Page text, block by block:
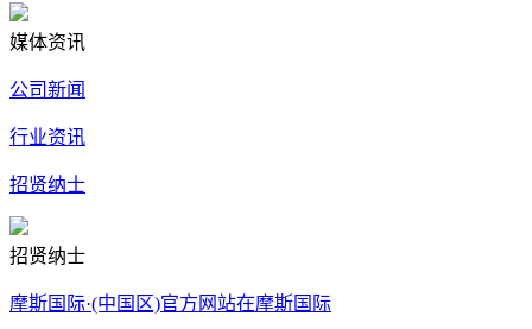
媒体资讯
公司新闻
行业资讯
招贤纳士
招贤纳士
摩斯国际·(中国区)官方网站在摩斯国际